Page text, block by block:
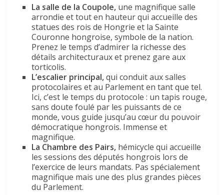
La salle de la Coupole, une magnifique salle
arrondie et tout en hauteur qui accueille des
statues des rois de Hongrie et la Sainte
Couronne hongroise, symbole de la nation.
Prenez le temps d’admirer la richesse des
détails architecturaux et prenez gare aux
torticolis.
L’escalier principal,qui conduit aux salles
protocolaires et au Parlement en tant que tel.
Ici, c’est le temps du protocole : un tapis rouge,
sans doute foulé par les puissants de ce
monde, vous guide jusqu’au cœur du pouvoir
démocratique hongrois. Immense et
magnifique.
La Chambre des Pairs, hémicycle qui accueille
les sessions des députés hongrois lors de
l’exercice de leurs mandats. Pas spécialement
magnifique mais une des plus grandes pièces
du Parlement.